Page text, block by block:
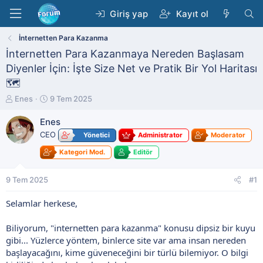
Giriş yap Kayıt ol
İnternetten Para Kazanma
İnternetten Para Kazanmaya Nereden Başlasam
Diyenler İçin: İşte Size Net ve Pratik Bir Yol Haritası
🗺️
K
n
b
u
a
l
t
a
n
Enes
B
ş
a
n
g
a
i
9 Tem 2025
Enes
CEO Yönetici Administrator Moderator
Kategori Mod. Editör
9 Tem 2025 #1
Selamlar herkese,
Biliyorum, "internetten para kazanma" konusu dipsiz bir kuyu
gibi... Yüzlerce yöntem, binlerce site var ama insan nereden
başlayacağını, kime güveneceğini bir türlü bilemiyor. O bilgi